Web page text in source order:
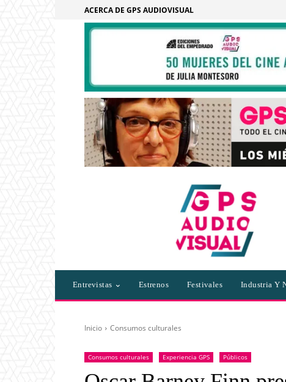
ACERCA DE GPS AUDIOVISUAL
Entrevistas Estrenos Festivales Industria Y
Inicio Consumos culturales
Consumos culturales Experiencia GPS Públicos